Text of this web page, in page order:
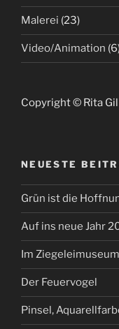
Malerei (23)
Video/Animation
Copyright © Rita
NEUESTE
Grün ist die
Auf ins neue Jahr
Im
Der Feuervogel
Pinsel,